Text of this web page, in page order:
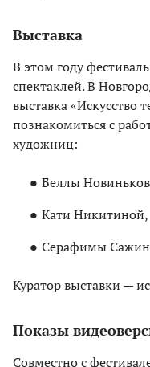
Выставка
В этом году
спектаклей. В
выставка «Искусство
познакомиться с
художниц:
Беллы
Кати Никитиной,
Серафимы
Куратор выставки —
Показы
Совместно с